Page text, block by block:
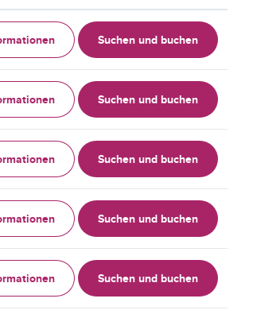
Suchen und buchen
Suchen und buchen
Suchen und buchen
Suchen und buchen
Suchen und buchen